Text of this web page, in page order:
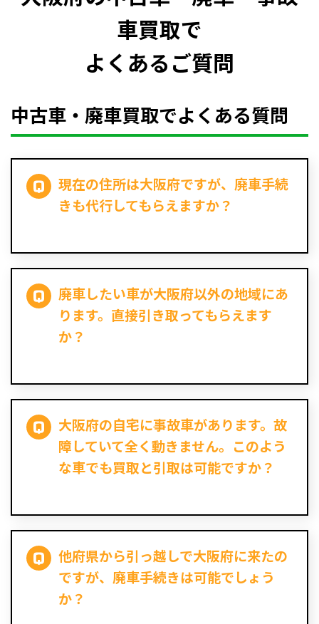
車買取で
よくあるご質問
中古車・廃車買取でよくある質問
現在の住所は大阪府ですが、廃車手続
きも代行してもらえますか？
廃車したい車が大阪府以外の地域にあ
ります。直接引き取ってもらえます
か？
大阪府の自宅に事故車があります。故
障していて全く動きません。このよう
な車でも買取と引取は可能ですか？
他府県から引っ越しで大阪府に来たの
ですが、廃車手続きは可能でしょう
か？